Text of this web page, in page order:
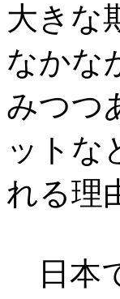
大きな
なかな
みつつ
ットな
れる理
日本